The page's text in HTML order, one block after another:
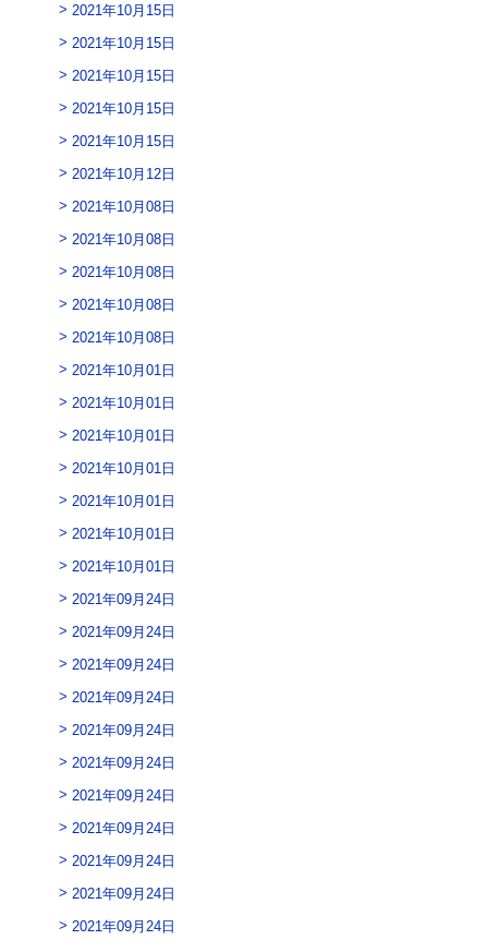
2021年10月15日
2021年10月15日
2021年10月15日
2021年10月15日
2021年10月15日
2021年10月12日
2021年10月08日
2021年10月08日
2021年10月08日
2021年10月08日
2021年10月08日
2021年10月01日
2021年10月01日
2021年10月01日
2021年10月01日
2021年10月01日
2021年10月01日
2021年10月01日
2021年09月24日
2021年09月24日
2021年09月24日
2021年09月24日
2021年09月24日
2021年09月24日
2021年09月24日
2021年09月24日
2021年09月24日
2021年09月24日
2021年09月24日